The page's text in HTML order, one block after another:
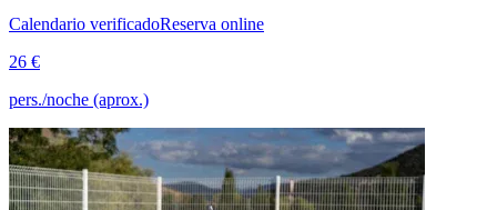
Calendario verificadoReserva online
26 €
pers./noche (aprox.)